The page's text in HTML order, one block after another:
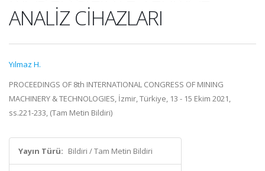
ANALİZ CİHAZLARI
Yılmaz H.
PROCEEDINGS OF 8th INTERNATIONAL CONGRESS OF MINING
MACHINERY & TECHNOLOGIES, İzmir, Türkiye, 13 - 15 Ekim 2021,
ss.221-233, (Tam Metin Bildiri)
Yayın Türü: Bildiri / Tam Metin Bildiri